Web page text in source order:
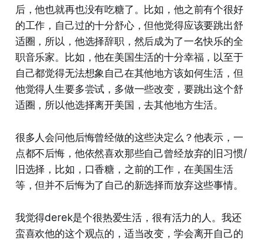
后，他也就再也没有吃糖了。比如，他之前有个很好
的工作，自己过的十分舒心，但他觉得应该要跳出舒
适圈，所以，他选择辞职，然后成为了一名快乐的全
职音乐家。比如，他在美国生活的十分幸福，以至于
自己都觉得无法想象自己在其他地方该如何生活，但
他觉得人生要多尝试，多做一些改变，要跳出这个舒
适圈，所以他选择离开美国，去其他地方生活。
很多人会问他后悔曾经做的这些决定么？他表示，一
点都不后悔，他依然喜欢那些自己曾经放弃的旧习惯/
旧选择，比如，口香糖，之前的工作，在美国生活
等，但并不后悔为了自己的新选择而放弃这些事情。
我觉得derek是个很热爱生活，很有活力的人。我还
蛮喜欢他的这个观点的，适当改变，学会离开自己的